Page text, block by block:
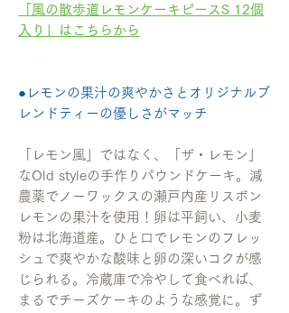
「風の散歩道レモンケーキピースS 12個
入り」はこちらから
●レモンの果汁の爽やかさとオリジナルブ
レンドティーの優しさがマッチ
「レモン風」ではなく、「ザ・レモン」
なOld styleの手作りパウンドケーキ。減
農薬でノーワックスの瀬戸内産リスボン
レモンの果汁を使用！卵は平飼い、小麦
粉は北海道産。ひと口でレモンのフレッ
シュで爽やかな酸味と卵の深いコクが感
じられる。冷蔵庫で冷やして食べれば、
まるでチーズケーキのような感覚に。ず